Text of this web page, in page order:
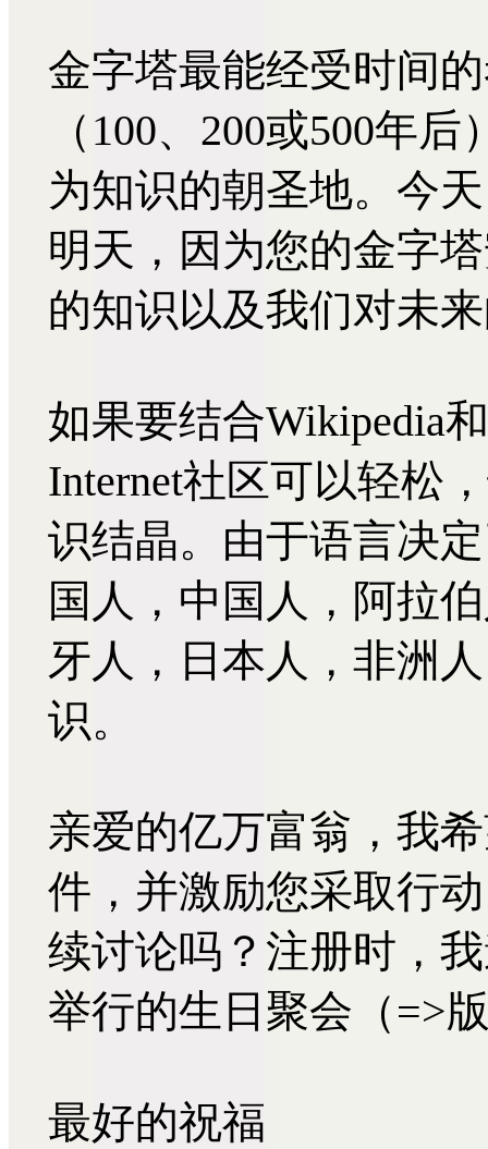
金字塔最能经受时间
（100、200或500年
为知识的朝圣地。今
明天，因为您的金字
的知识以及我们对未
如果要结合Wikipedia
Internet社区可以轻松
识结晶。由于语言决
国人，中国人，阿拉
牙人，日本人，非洲
识。
亲爱的亿万富翁，我
件，并激励您采取行
续讨论吗？注册时，
举行的生日聚会（=>
最好的祝福